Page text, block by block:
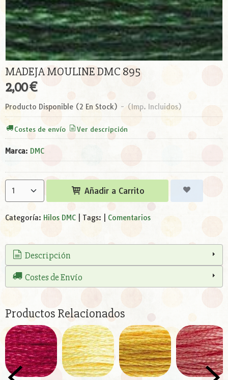
MADEJA MOULINE DMC 895
2,00 €
Producto Disponible (2 En Stock) - (Imp. Incluidos)
Costes de envío Ver descripción
Marca: DMC
Añadir a Carrito
Categoría: Hilos DMC Tags: Comentarios
Descripción
Costes de Envío
Productos Relacionados